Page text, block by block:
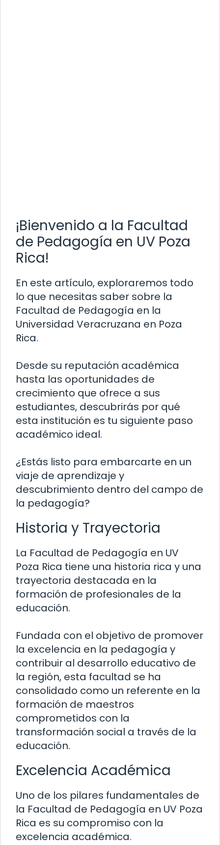
¡Bienvenido a la Facultad
de Pedagogía en UV Poza
Rica!
En este artículo, exploraremos todo
lo que necesitas saber sobre la
Facultad de Pedagogía en la
Universidad Veracruzana en Poza
Rica.
Desde su reputación académica
hasta las oportunidades de
crecimiento que ofrece a sus
estudiantes, descubrirás por qué
esta institución es tu siguiente paso
académico ideal.
¿Estás listo para embarcarte en un
viaje de aprendizaje y
descubrimiento dentro del campo de
la pedagogía?
Historia y Trayectoria
La Facultad de Pedagogía en UV
Poza Rica tiene una historia rica y una
trayectoria destacada en la
formación de profesionales de la
educación.
Fundada con el objetivo de promover
la excelencia en la pedagogía y
contribuir al desarrollo educativo de
la región, esta facultad se ha
consolidado como un referente en la
formación de maestros
comprometidos con la
transformación social a través de la
educación.
Excelencia Académica
Uno de los pilares fundamentales de
la Facultad de Pedagogía en UV Poza
Rica es su compromiso con la
excelencia académica.